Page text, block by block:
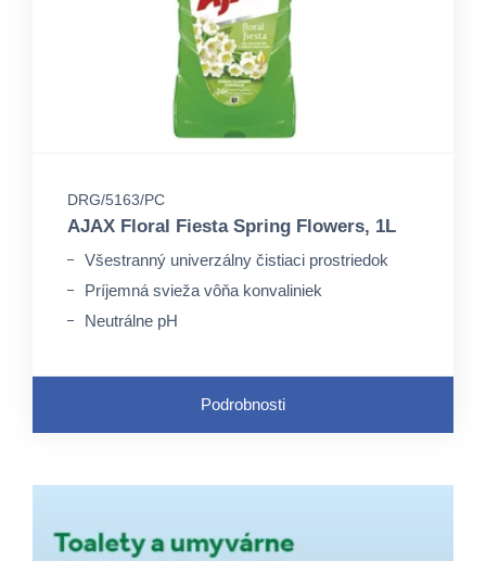
DRG/5163/PC
AJAX Floral Fiesta Spring Flowers, 1L
Všestranný univerzálny čistiaci prostriedok
Príjemná svieža vôňa konvaliniek
Neutrálne pH
Podrobnosti